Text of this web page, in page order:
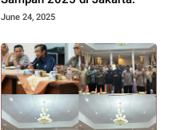
June 24, 2025